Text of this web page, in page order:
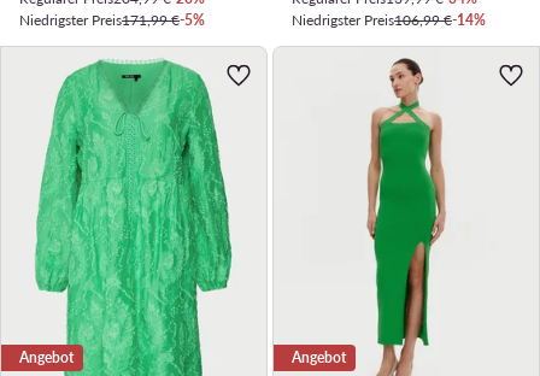
Niedrigster Preis171,99 €-5%
Niedrigster Preis106,99 €-14%
Angebot Angebot